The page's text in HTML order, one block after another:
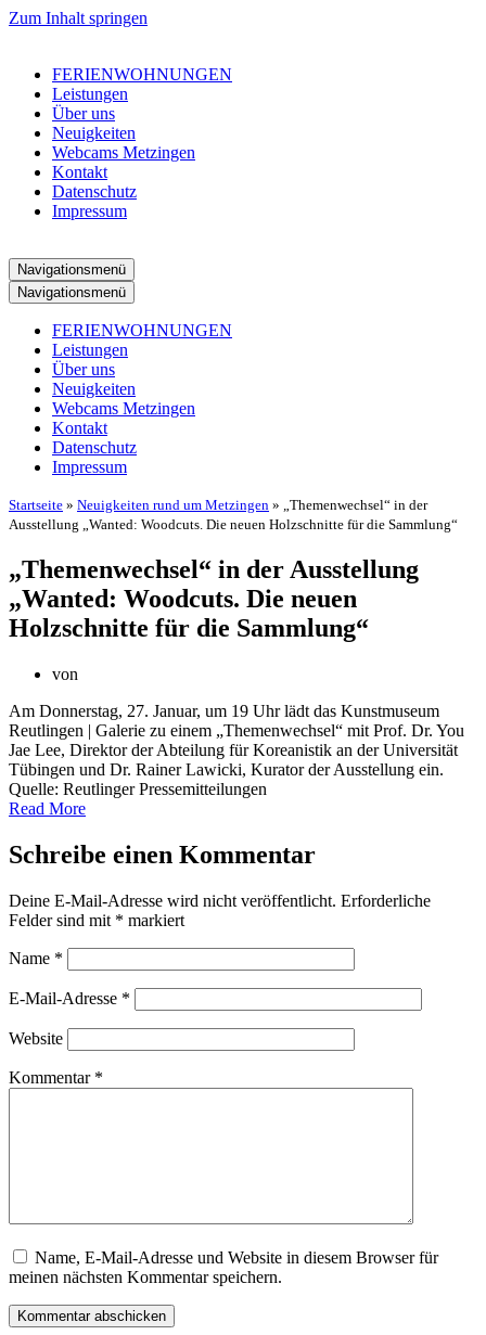
Zum Inhalt springen
FERIENWOHNUNGEN
Leistungen
Über uns
Neuigkeiten
Webcams Metzingen
Kontakt
Datenschutz
Impressum
Navigationsmenü
Navigationsmenü
FERIENWOHNUNGEN
Leistungen
Über uns
Neuigkeiten
Webcams Metzingen
Kontakt
Datenschutz
Impressum
Startseite » Neuigkeiten rund um Metzingen » „Themenwechsel“ in der
Ausstellung „Wanted: Woodcuts. Die neuen Holzschnitte für die Sammlung“
„Themenwechsel“ in der Ausstellung
„Wanted: Woodcuts. Die neuen
Holzschnitte für die Sammlung“
von
Am Donnerstag, 27. Januar, um 19 Uhr lädt das Kunstmuseum
Reutlingen | Galerie zu einem „Themenwechsel“ mit Prof. Dr. You
Jae Lee, Direktor der Abteilung für Koreanistik an der Universität
Tübingen und Dr. Rainer Lawicki, Kurator der Ausstellung ein.
Quelle: Reutlinger Pressemitteilungen
Read More
Schreibe einen Kommentar
Deine E-Mail-Adresse wird nicht veröffentlicht. Erforderliche
Felder sind mit * markiert
Name *
E-Mail-Adresse *
Website
Kommentar *
Name, E-Mail-Adresse und Website in diesem Browser für
meinen nächsten Kommentar speichern.